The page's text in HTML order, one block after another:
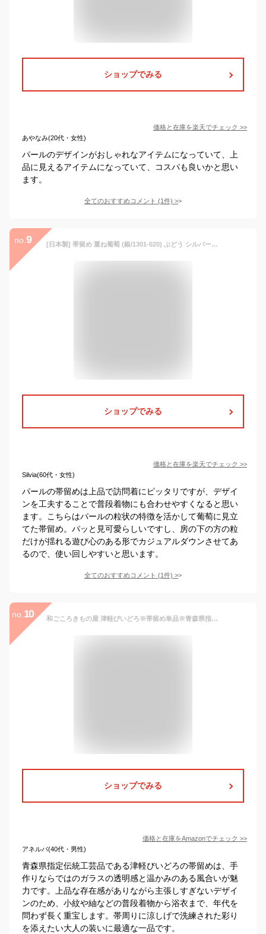
ショップでみる
価格と在庫を楽天でチェック >>
あやなみ(20代・女性)
パールのデザインがおしゃれなアイテムになっていて、上
品に見えるアイテムになっていて、コスパも良いかと思い
ます。
全てのおすすめコメント (1件) >
no. 9 [日本製] 帯留め 重ね葡萄 (銀/1301-020) ぶどう シルバー パール ラインストーン 白 クリスタル レトロ 果実 開運 縁起 子宝 帯留 おびどめ 個性的 上品 アンティーク エレガント おしゃれ 贈り物 プレゼント 春 夏 秋 冬 和装小物 和小物 着物 きもの 花しおり（ma501)
ショップでみる
価格と在庫を楽天でチェック >>
Silvia(60代・女性)
パールの帯留めは上品で訪問着にピッタリですが、デザイ
ンを工夫することで普段着物にも合わせやすくなると思い
ます。こちらはパールの粒状の特徴を活かして葡萄に見立
てた帯留め。パッと見可愛らしいですし、房の下の方の粒
だけが揺れる遊び心のある形でカジュアルダウンさせてあ
るので、使い回しやすいと思います。
全てのおすすめコメント (1件) >
no. 10 和ごころきもの屋 津軽びいどろ※帯留め単品※青森県指定伝統工芸品 帯留め 帯留 三分紐 ガラス 着物 普段着 小紋 obt-130
ショップでみる
価格と在庫をAmazonでチェック >>
アネルバ(40代・男性)
青森県指定伝統工芸品である津軽びいどろの帯留めは、手
作りならではのガラスの透明感と温かみのある風合いが魅
力です。上品な存在感がありながら主張しすぎないデザイ
ンのため、小紋や紬などの普段着物から浴衣まで、年代を
問わず長く重宝します。帯周りに涼しげで洗練された彩り
を添えたい大人の装いに最適な一品です。